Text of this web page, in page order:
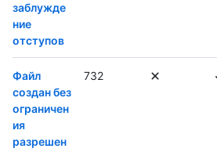
заблужде
ние
отступов
Файл
создан без
ограничен
ия
разрешен
732